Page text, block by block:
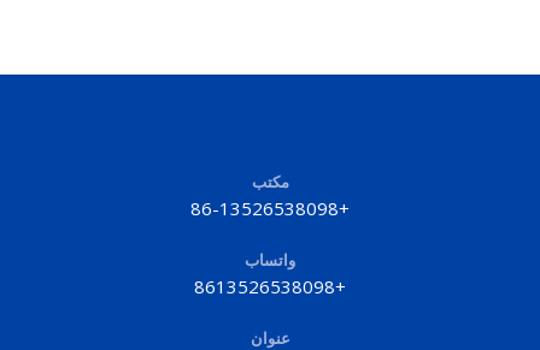
مكتب
+86-13526538098
واتساب
+8613526538098
عنوان